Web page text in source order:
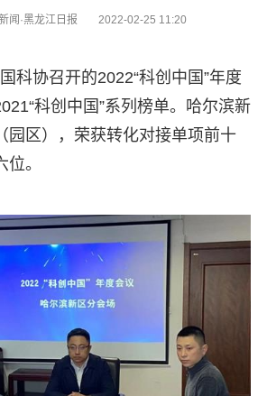
闻·黑龙江日报 2022-02-25 11:20
科协召开的2022“科创中国”年度
科创中国”系列榜单。哈尔滨新
园区），荣获转化对接单项前十
。